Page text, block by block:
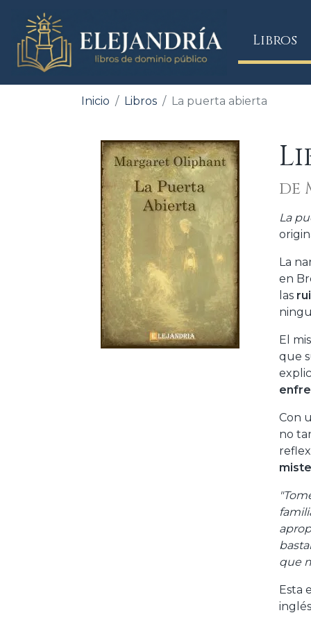
Libros
Inicio Libros La puerta abierta
de
La
La
en
las
El
que
Con
no
que
Esta